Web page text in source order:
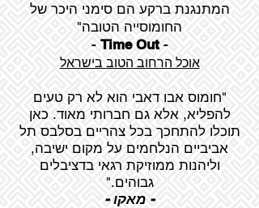
המתנגנת ברקע הם סימני היכר של
החומוסייה הטובה"
-
Time Out
-
אוכל הרחוב הטוב בישראל
"חומוס אבו דאבי הוא לא רק טעים
להפליא, אלא גם חברותי מאוד. כאן
תוכלו להתחכך בכל צהריים בסלבס תל
אביביים הנלחמים על מקום ישיבה,
וליהנות ממוזיקת רגאי בדציבלים
גבוהים."
- מאקו -